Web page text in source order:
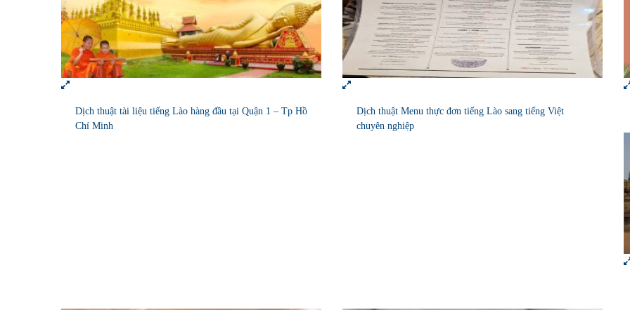
Dịch thuật tài liệu tiếng Lào hàng đầu tại Quận 1 – Tp Hồ
Chí Minh
Dịch thuật Menu thực đơn tiếng Lào sang tiếng Việt
chuyên nghiệp